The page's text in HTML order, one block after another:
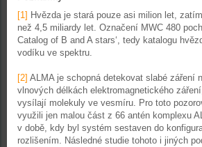
[1] Hvězda je stará pouze asi milion let,
než 4,5 miliardy let. Označení MWC 480
Catalog of B and A stars‘, tedy katalogu
vodíku ve spektru.
[2] ALMA je schopná detekovat slabé záření
vlnových délkách elektromagnetického
vysílají molekuly ve vesmíru. Pro toto
využili jen malou část z 66 antén komplexu
v době, kdy byl systém sestaven do
rozlišením. Následné studie tohoto i jiných